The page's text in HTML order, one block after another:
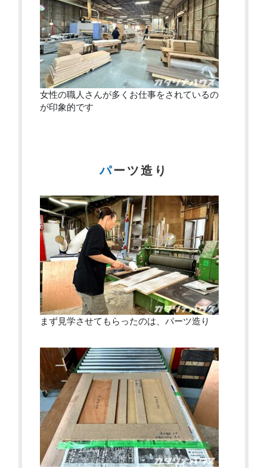
女性の職人さんが多くお仕事をされているの
が印象的です
パーツ造り
まず見学させてもらったのは、パーツ造り